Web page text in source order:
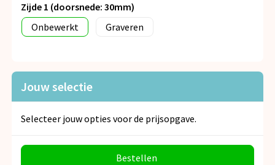
Zijde 1 (doorsnede: 30mm)
Onbewerkt
Graveren
Jouw selectie
Selecteer jouw opties voor de prijsopgave.
Bestellen